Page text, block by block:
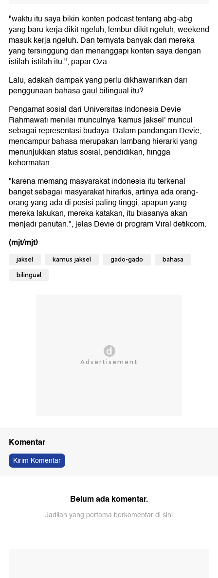
"waktu itu saya bikin konten podcast tentang abg-abg
yang baru kerja dikit ngeluh, lembur dikit ngeluh, weekend
masuk kerja ngeluh. Dan ternyata banyak dari mereka
yang tersinggung dan menanggapi konten saya dengan
istilah-istilah itu.", papar Oza
Lalu, adakah dampak yang perlu dikhawarirkan dari
penggunaan bahasa gaul bilingual itu?
Pengamat sosial dari Universitas Indonesia Devie
Rahmawati menilai munculnya 'kamus jaksel' muncul
sebagai representasi budaya. Dalam pandangan Devie,
mencampur bahasa merupakan lambang hierarki yang
menunjukkan status sosial, pendidikan, hingga
kehormatan.
"karena memang masyarakat indonesia itu terkenal
banget sebagai masyarakat hirarkis, artinya ada orang-
orang yang ada di posisi paling tinggi, apapun yang
mereka lakukan, mereka katakan, itu biasanya akan
menjadi panutan.", jelas Devie di program Viral detikcom.
(mjt/mjt)
jaksel kamus jaksel gado-gado bahasa
bilingual
Komentar
Kirim Komentar
Belum ada komentar.
Jadilah yang pertama berkomentar di sini